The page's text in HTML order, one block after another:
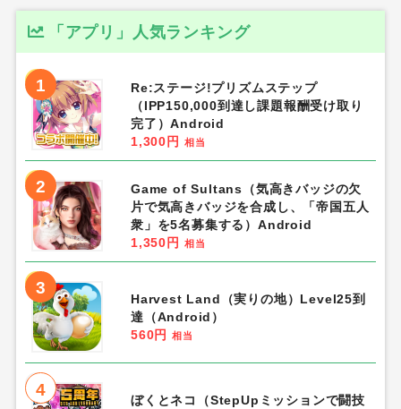
「アプリ」人気ランキング
1
Re:ステージ!プリズムステップ
（IPP150,000到達し課題報酬受け取り
完了）Android
1,300円
相当
2
Game of Sultans（気高きバッジの欠
片で気高きバッジを合成し、「帝国五人
衆」を5名募集する）Android
1,350円
相当
3
Harvest Land（実りの地）Level25到
達（Android）
560円
相当
4
ぼくとネコ（StepUpミッションで闘技